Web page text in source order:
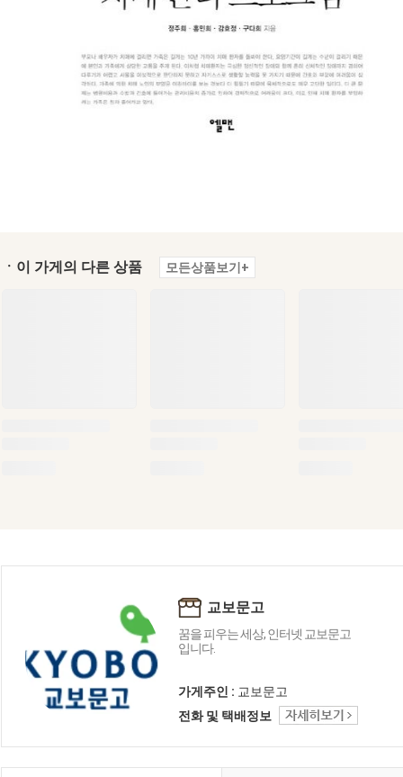
ㆍ이 가게의 다른 상품 모든상품보기+
교보문고
꿈을 피우는 세상, 인터넷 교보문고
입니다.
가게주인 : 교보문고
전화 및 택배정보